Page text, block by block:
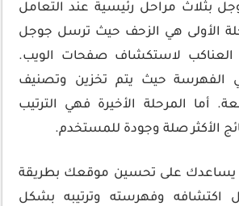
بثلاث مراحل رئيسية عند التعامل
الأولى هي الزحف حيث ترسل جوجل
العناكب لاستكشاف صفحات الويب.
هي الفهرسة حيث يتم تخزين وتصنيف
أما المرحلة الأخيرة فهي الترتيب
الأكثر صلة وجودة للمستخدم.
يساعدك على تحسين موقعك بطريقة
وفهرسته وترتيبه بشكل